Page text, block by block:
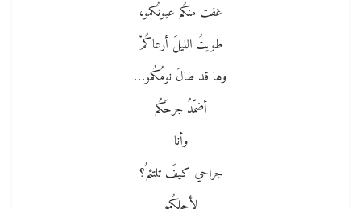
غفت منكُم عيونُكمو،
طويتُ الليلَ أرعاكُمْ
وها قد طالَ نومُكُمو…
أضمّدُ جرحَكُم
وأنا
جراحي كيفَ تلتئمُ؟